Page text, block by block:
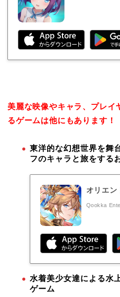
美麗な映像やキャラ、プレイ
るゲームは他にもあります！
東洋的な幻想世界を舞
フのキャラと旅をする
オリエン
Qookka
水着美少女達による水
ゲーム